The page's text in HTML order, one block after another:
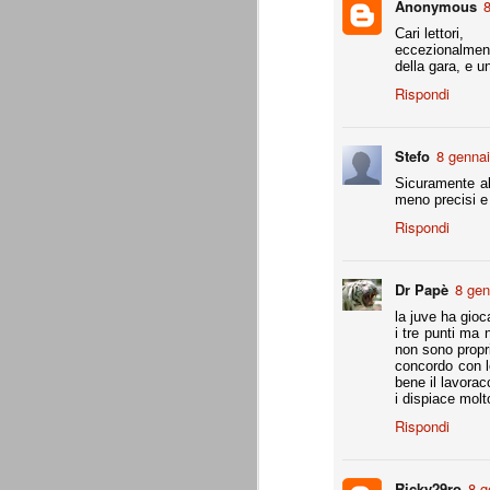
Anonymous
Cari lettori,
della gara, e
Rispondi
Stefo 8
Sicuramente
meno precisi
Rispondi
Dr Papè 8
la juve ha
i tre punti ma
non sono
concordo con
bene il
i dispiace
Rispondi
A noi francamente interessa assai
ascolani e tifosi teramani. E' perfino
proprio campanile, anche a dispetto
La Juventus di Agnelli-
La Juventus della gestione
disputate in questi 5 anni. Otto
ricordare. In particolare con Allegri alla
- serie A: 7° posto